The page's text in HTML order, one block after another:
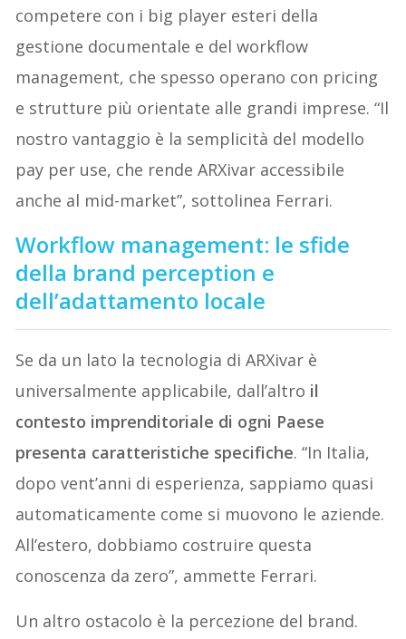
competere con i big player esteri della
gestione documentale e del workflow
management, che spesso operano con pricing
e strutture più orientate alle grandi imprese. “Il
nostro vantaggio è la semplicità del modello
pay per use, che rende ARXivar accessibile
anche al mid-market”, sottolinea Ferrari.
Workflow management: le sfide
della brand perception e
dell’adattamento locale
Se da un lato la tecnologia di ARXivar è
universalmente applicabile, dall’altro il
contesto imprenditoriale di ogni Paese
presenta caratteristiche specifiche. “In Italia,
dopo vent’anni di esperienza, sappiamo quasi
automaticamente come si muovono le aziende.
All’estero, dobbiamo costruire questa
conoscenza da zero”, ammette Ferrari.
Un altro ostacolo è la percezione del brand.